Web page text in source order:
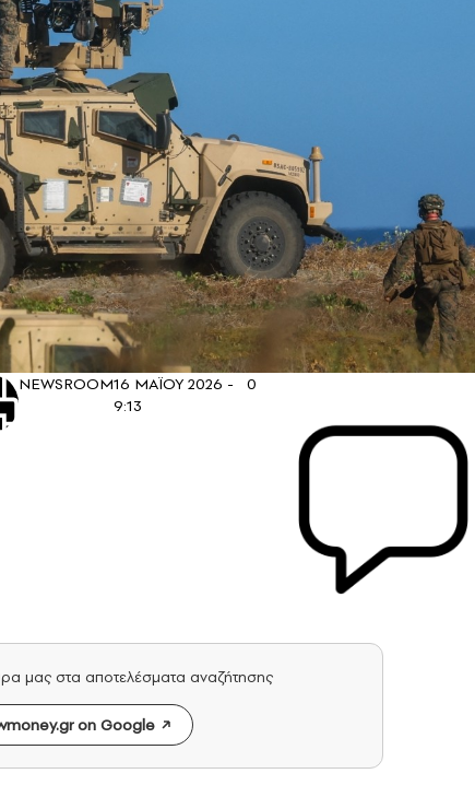
NEWSROOM16 ΜΑΪΟΥ 2026 -
9:13
0
μας στα αποτελέσματα αναζήτησης
on Google